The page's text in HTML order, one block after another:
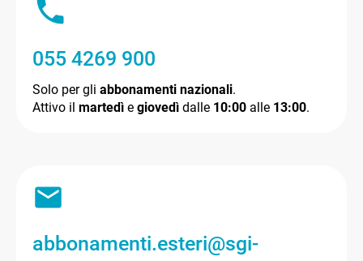
055 4269 900
Solo per gli abbonamenti nazionali.
Attivo il martedì e giovedì dalle 10:00 alle 13:00.
abbonamenti.esteri@sgi-